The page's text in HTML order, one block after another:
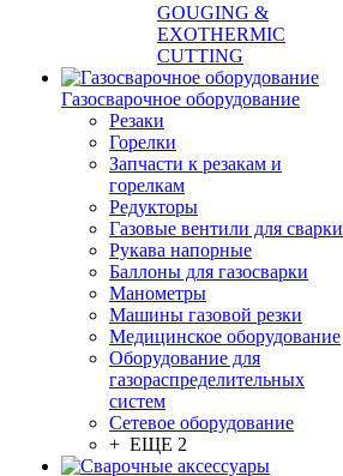
GOUGING &
EXOTHERMIC
CUTTING
Газосварочное оборудование
Резаки
Горелки
Запчасти к резакам и
горелкам
Редукторы
Газовые вентили для сварки
Рукава напорные
Баллоны для газосварки
Манометры
Машины газовой резки
Медицинское оборудование
Оборудование для
газораспределительных
систем
Сетевое оборудование
+ ЕЩЕ 2